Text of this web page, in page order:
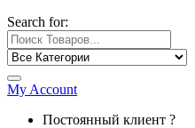
Search for:
My Account
Постоянный клиент ?